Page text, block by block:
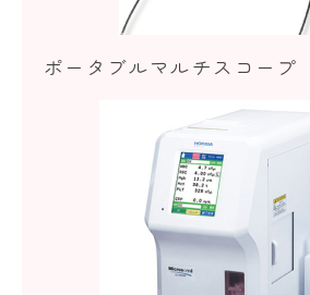
ポータブルマルチスコープ